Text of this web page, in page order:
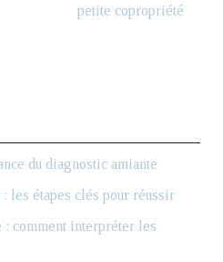
petite copropriété
du diagnostic amiante
les étapes clés pour réussir
comment interpréter les